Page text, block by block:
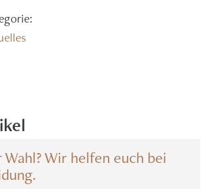
Wir helfen euch bei